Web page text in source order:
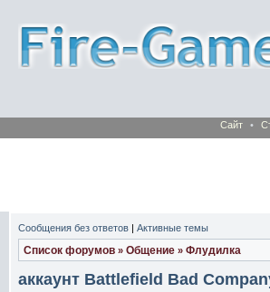
Сайт •
Сообщения без ответов | Активные темы
Список форумов » Общение » Флудилка
аккаунт Battlefield Bad